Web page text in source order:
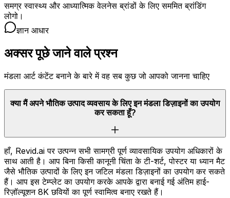
समग्र स्वास्थ्य और आध्यात्मिक वेलनेस ब्रांडों के लिए सममित ब्रांडिंग
लोगो।
ज्ञान आधार
अक्सर पूछे जाने वाले प्रश्न
मंडला आर्ट कंटेंट बनाने के बारे में वह सब कुछ जो आपको जानना चाहिए
क्या मैं अपने भौतिक उत्पाद व्यवसाय के लिए इन मंडला डिज़ाइनों का उपयोग
कर सकता हूँ?
हाँ, Revid.ai पर उत्पन्न सभी सामग्री पूर्ण व्यावसायिक उपयोग अधिकारों के
साथ आती है। आप बिना किसी कानूनी चिंता के टी-शर्ट, पोस्टर या ध्यान मैट
जैसे भौतिक उत्पादों के लिए इन जटिल मंडला डिज़ाइनों का उपयोग कर सकते
हैं। आप इस टेम्प्लेट का उपयोग करके आपके द्वारा बनाई गई अंतिम हाई-
रिज़ॉल्यूशन 8K छवियों का पूर्ण स्वामित्व बनाए रखते हैं।